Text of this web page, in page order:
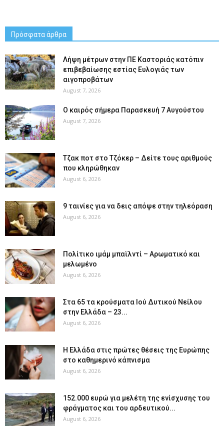
Πρόσφατα άρθρα
Λήψη μέτρων στην ΠΕ Καστοριάς κατόπιν
επιβεβαίωσης εστίας Ευλογιάς των
αιγοπροβάτων
August 7, 2026
Ο καιρός σήμερα Παρασκευή 7 Αυγούστου
August 7, 2026
Tζακ ποτ στο Τζόκερ – Δείτε τους αριθμούς
που κληρώθηκαν
August 6, 2026
9 ταινίες για να δεις απόψε στην τηλεόραση
August 6, 2026
Πολίτικο ιμάμ μπαϊλντί – Αρωματικό και
μελωμένο
August 6, 2026
Στα 65 τα κρούσματα Ιού Δυτικού Νείλου
στην Ελλάδα – 23...
August 6, 2026
Η Ελλάδα στις πρώτες θέσεις της Ευρώπης
στο καθημερινό κάπνισμα
August 6, 2026
152.000 ευρώ για μελέτη της ενίσχυσης του
φράγματος και του αρδευτικού...
August 6, 2026